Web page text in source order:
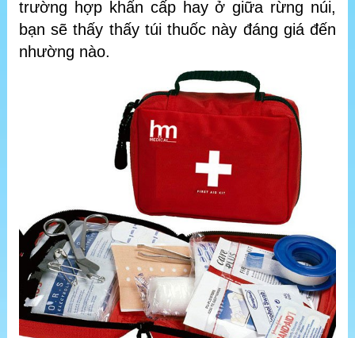
trường hợp khẩn cấp hay ở giữa rừng núi,
bạn sẽ thấy thấy túi thuốc này đáng giá đến
nhường nào.